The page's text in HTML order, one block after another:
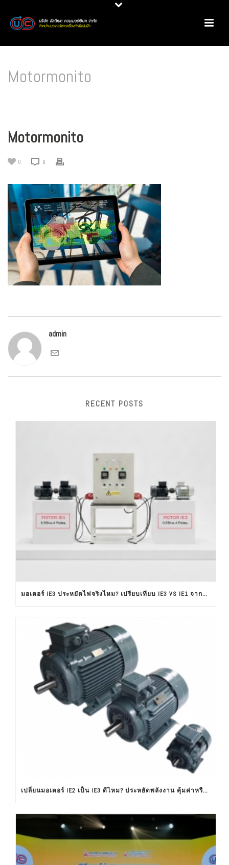
Motormonito
Motormonito
0 0
admin
RECENT POSTS
มอเตอร์ IE3 ประหยัดไฟจริงไหม? เปรียบเทียบ IE3 VS IE1 จากผลทดสอบใช้งานจริง
เปลี่ยนมอเตอร์ IE2 เป็น IE3 ดีไหม? ประหยัดพลังงาน คุ้มค่าหรือไม่ ?